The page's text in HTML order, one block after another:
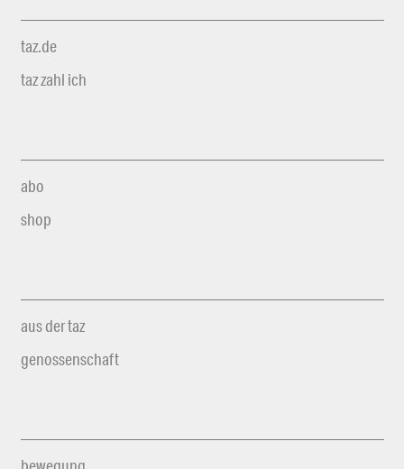
taz.de
taz zahl ich
abo
shop
aus der taz
genossenschaft